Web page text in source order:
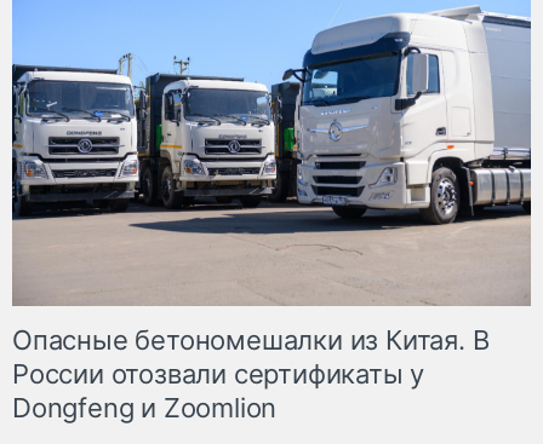
Опасные бетономешалки из Китая. В
России отозвали сертификаты у
Dongfeng и Zoomlion